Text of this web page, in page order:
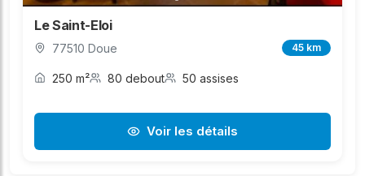
Le Saint-Eloi
77510 Doue 45 km
250 m² 80 debout 50 assises
Voir les détails